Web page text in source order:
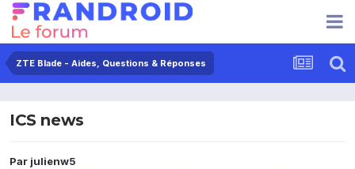
ZTE Blade - Aides, Questions & Réponses
ICS news
Par julienw5